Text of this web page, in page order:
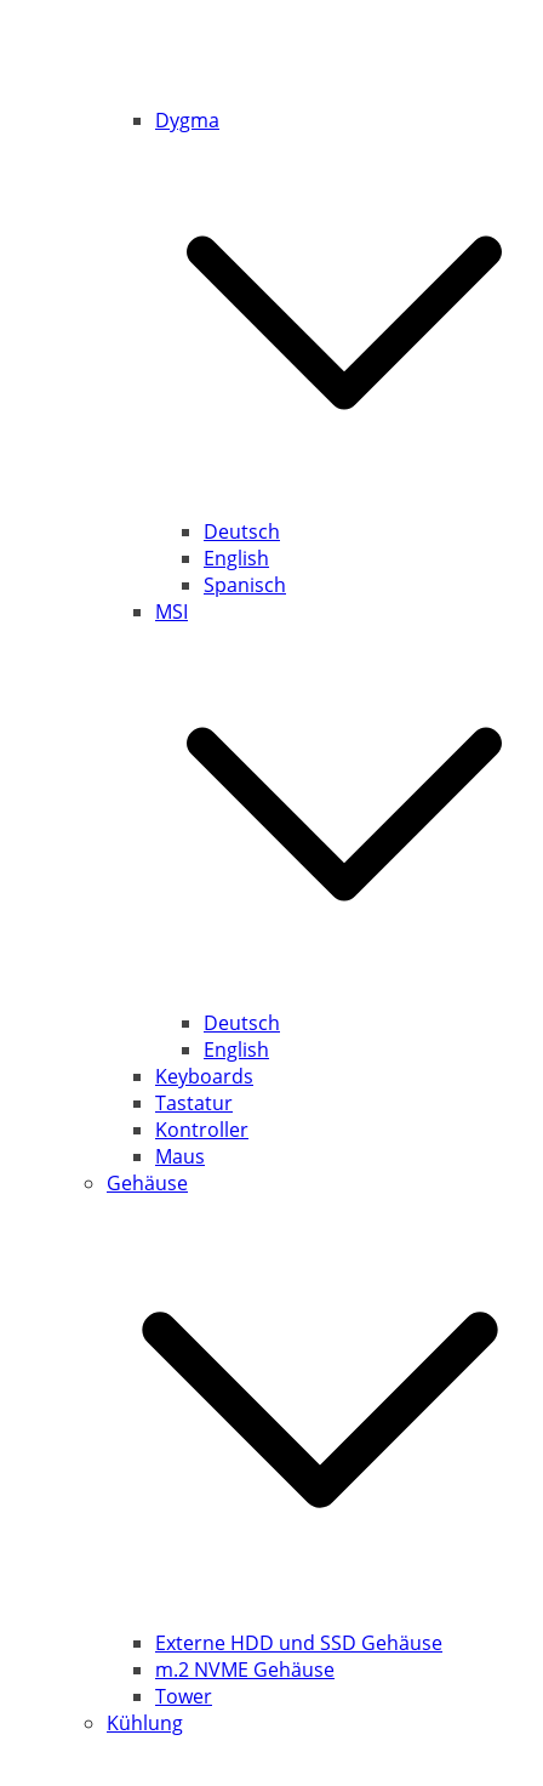
Dygma
Deutsch
English
Spanisch
MSI
Deutsch
English
Keyboards
Tastatur
Kontroller
Maus
Gehäuse
Externe HDD und SSD Gehäuse
m.2 NVME Gehäuse
Tower
Kühlung